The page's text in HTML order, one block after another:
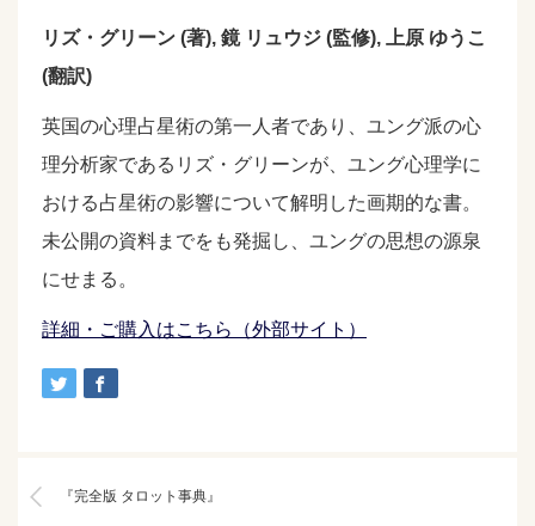
リズ・グリーン (著), 鏡 リュウジ (監修), 上原 ゆうこ
(翻訳)
英国の心理占星術の第一人者であり、ユング派の心
理分析家であるリズ・グリーンが、ユング心理学に
おける占星術の影響について解明した画期的な書。
未公開の資料までをも発掘し、ユングの思想の源泉
にせまる。
詳細・ご購入はこちら（外部サイト）
『完全版 タロット事典』